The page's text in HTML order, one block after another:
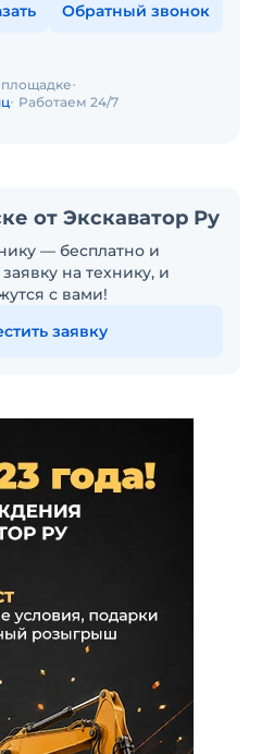
Обратный звонок
площадке
Работаем 24/7
от Экскаватор Ру
— бесплатно и
на технику, и
с вами!
заявку